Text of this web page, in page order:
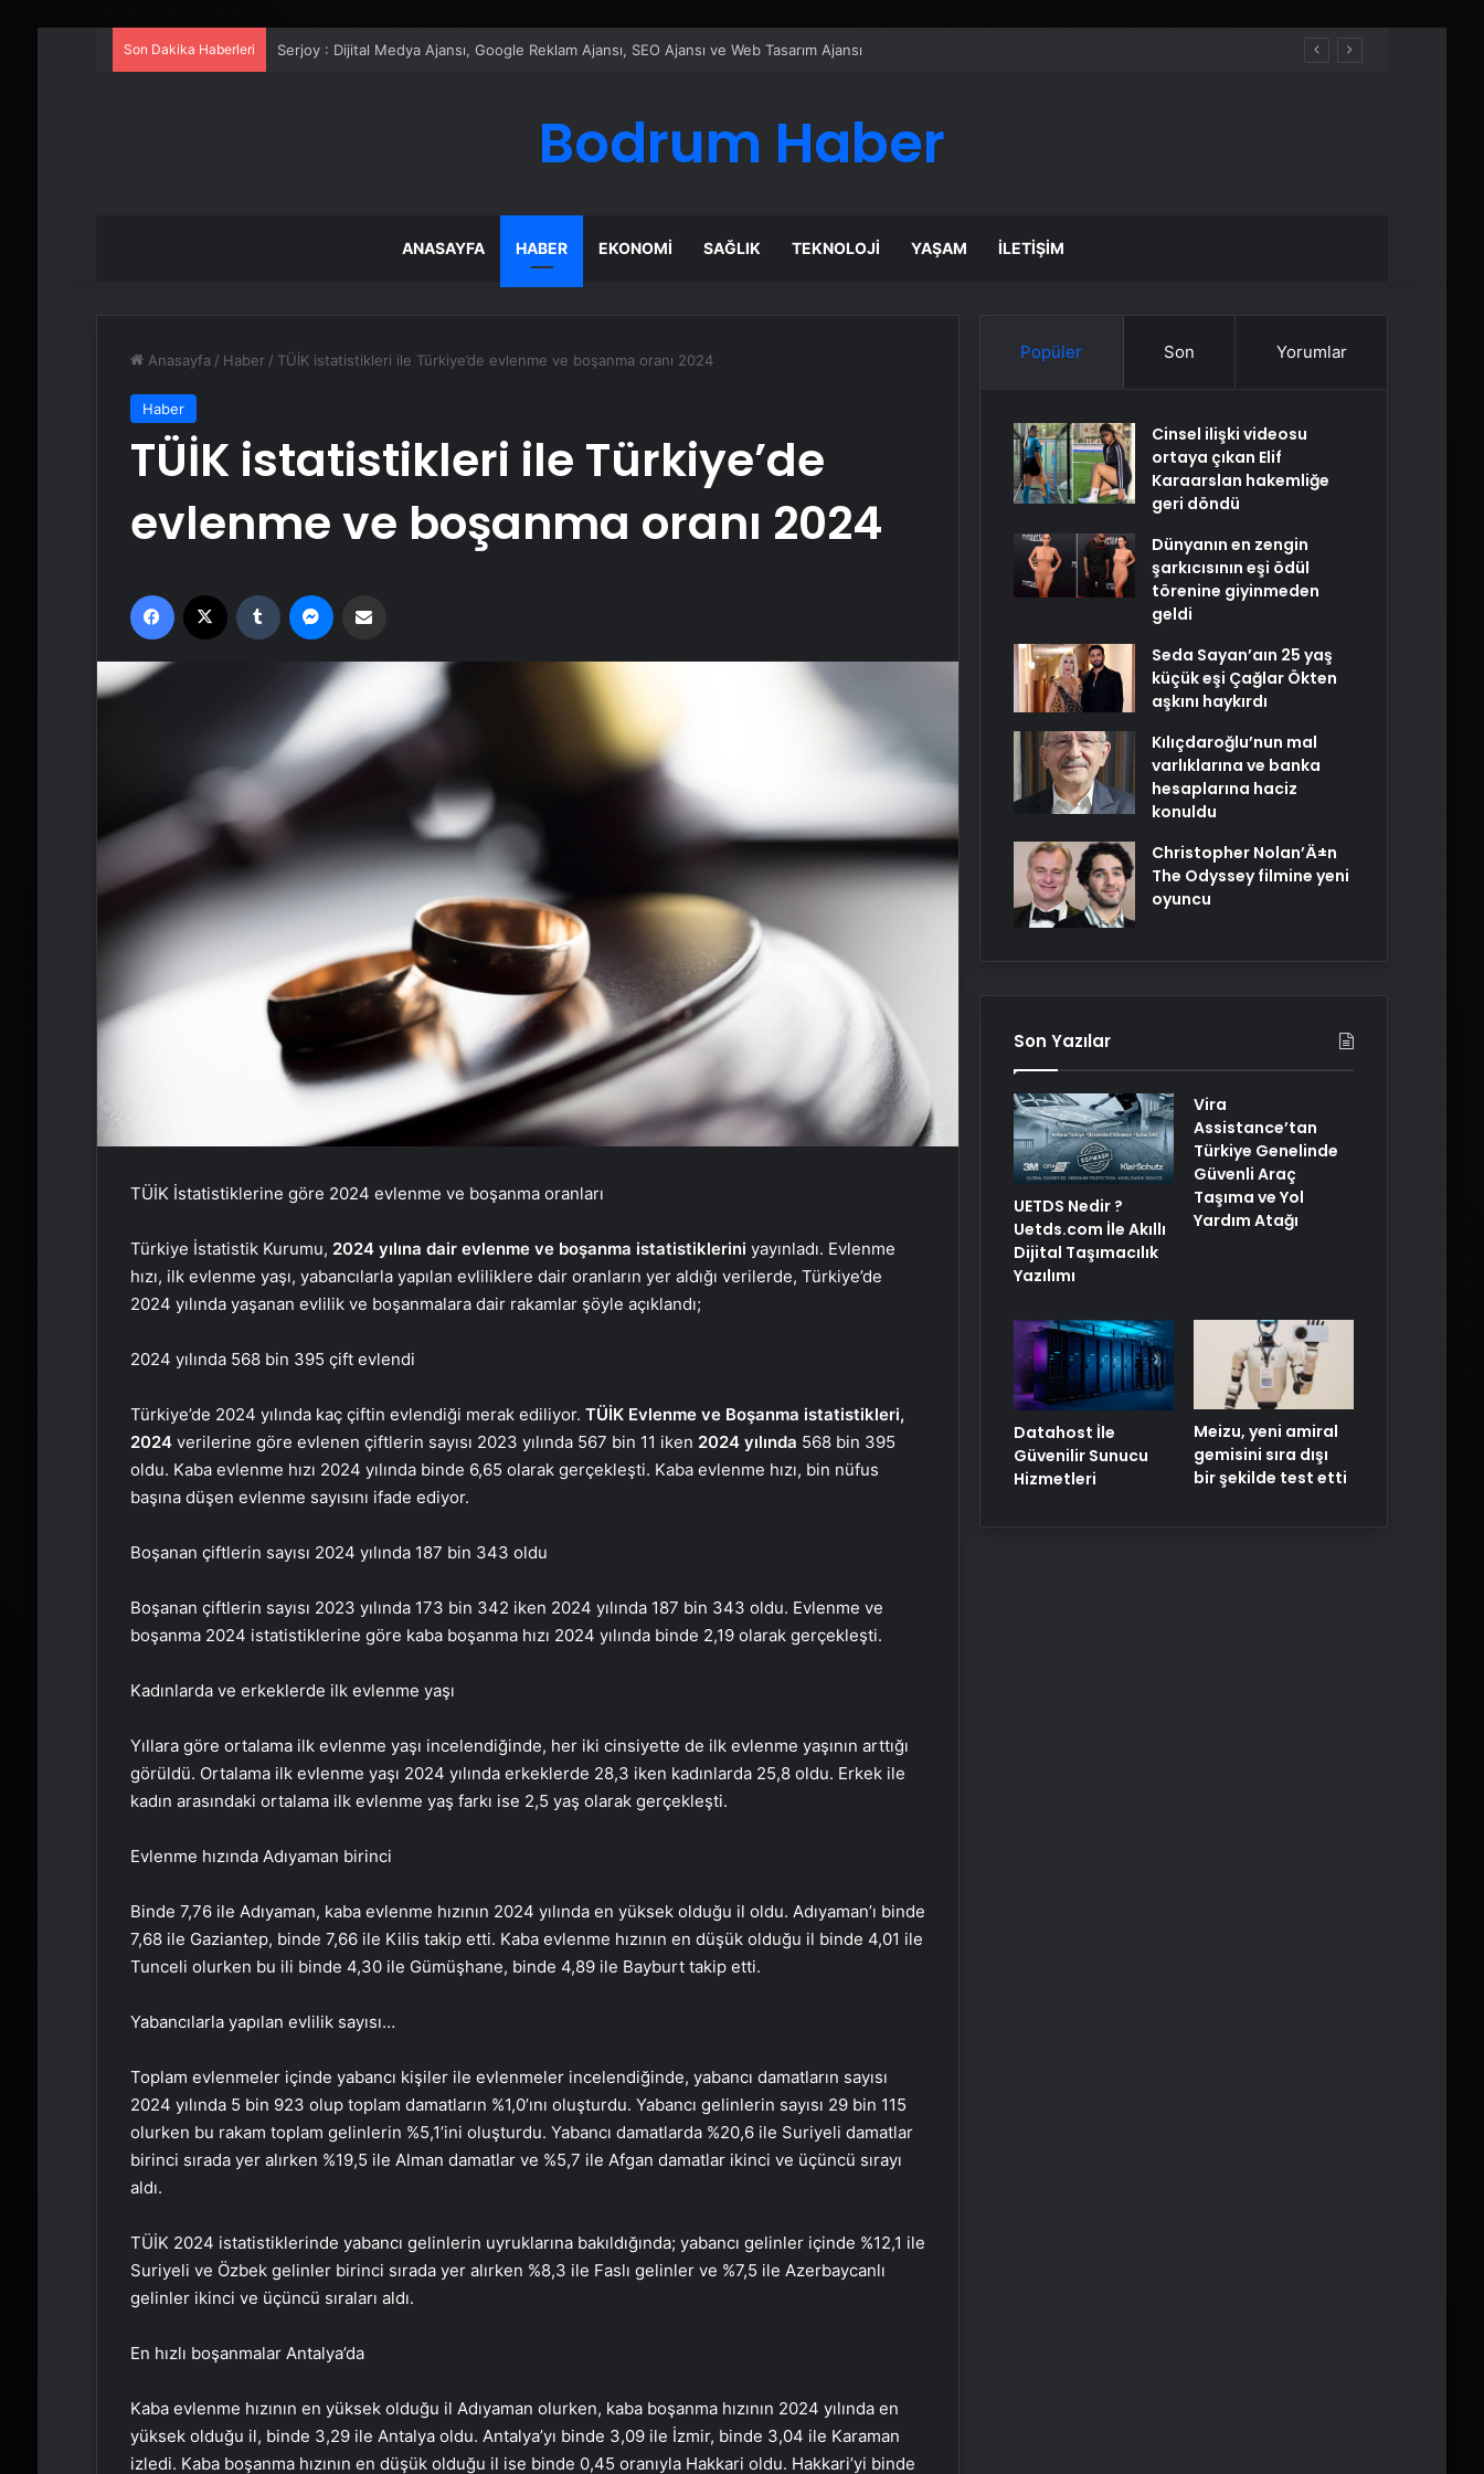
Son Dakika Haberleri UETDS Nedir ? Uetds.com İle Akıllı Dijital Taşımacılık Yazılımı
Bodrum Haber
ANASAYFA HABER EKONOMI SAĞLIK TEKNOLOJI YAŞAM İLETIŞIM
Anasayfa / Haber / TÜİK istatistikleri ile Türkiye’de evlenme ve boşanma oranı 2024
Haber
TÜİK istatistikleri ile Türkiye’de
evlenme ve boşanma oranı 2024
Facebook Tumblr
TÜİK İstatistiklerine göre 2024 evlenme ve boşanma oranları
Türkiye İstatistik Kurumu, 2024 yılına dair evlenme ve boşanma istatistiklerini yayınladı. Evlenme
hızı, ilk evlenme yaşı, yabancılarla yapılan evliliklere dair oranların yer aldığı verilerde, Türkiye’de
2024 yılında yaşanan evlilik ve boşanmalara dair rakamlar şöyle açıklandı;
2024 yılında 568 bin 395 çift evlendi
Türkiye’de 2024 yılında kaç çiftin evlendiği merak ediliyor. TÜİK Evlenme ve Boşanma istatistikleri,
2024verilerine göre evlenen çiftlerin sayısı 2023 yılında 567 bin 11 iken 2024 yılında 568 bin 395
oldu. Kaba evlenme hızı 2024 yılında binde 6,65 olarak gerçekleşti. Kaba evlenme hızı, bin nüfus
başına düşen evlenme sayısını ifade ediyor.
Boşanan çiftlerin sayısı 2024 yılında 187 bin 343 oldu
Boşanan çiftlerin sayısı 2023 yılında 173 bin 342 iken 2024 yılında 187 bin 343 oldu. Evlenme ve
boşanma 2024 istatistiklerine göre kaba boşanma hızı 2024 yılında binde 2,19 olarak gerçekleşti.
Kadınlarda ve erkeklerde ilk evlenme yaşı
Yıllara göre ortalama ilk evlenme yaşı incelendiğinde, her iki cinsiyette de ilk evlenme yaşının arttığı
görüldü. Ortalama ilk evlenme yaşı 2024 yılında erkeklerde 28,3 iken kadınlarda 25,8 oldu. Erkek ile
kadın arasındaki ortalama ilk evlenme yaş farkı ise 2,5 yaş olarak gerçekleşti.
Evlenme hızında Adıyaman birinci
Binde 7,76 ile Adıyaman, kaba evlenme hızının 2024 yılında en yüksek olduğu il oldu. Adıyaman’ı binde
7,68 ile Gaziantep, binde 7,66 ile Kilis takip etti. Kaba evlenme hızının en düşük olduğu il binde 4,01 ile
Tunceli olurken bu ili binde 4,30 ile Gümüşhane, binde 4,89 ile Bayburt takip etti.
Yabancılarla yapılan evlilik sayısı…
Toplam evlenmeler içinde yabancı kişiler ile evlenmeler incelendiğinde, yabancı damatların sayısı
2024 yılında 5 bin 923 olup toplam damatların %1,0’ını oluşturdu. Yabancı gelinlerin sayısı 29 bin 115
olurken bu rakam toplam gelinlerin %5,1’ini oluşturdu. Yabancı damatlarda %20,6 ile Suriyeli damatlar
birinci sırada yer alırken %19,5 ile Alman damatlar ve %5,7 ile Afgan damatlar ikinci ve üçüncü sırayı
aldı.
TÜİK 2024 istatistiklerinde yabancı gelinlerin uyruklarına bakıldığında; yabancı gelinler içinde %12,1 ile
Suriyeli ve Özbek gelinler birinci sırada yer alırken %8,3 ile Faslı gelinler ve %7,5 ile Azerbaycanlı
gelinler ikinci ve üçüncü sıraları aldı.
En hızlı boşanmalar Antalya’da
Kaba evlenme hızının en yüksek olduğu il Adıyaman olurken, kaba boşanma hızının 2024 yılında en
yüksek olduğu il, binde 3,29 ile Antalya oldu. Antalya’yı binde 3,09 ile İzmir, binde 3,04 ile Karaman
izledi. Kaba boşanma hızının en düşük olduğu il ise binde 0,45 oranıyla Hakkari oldu. Hakkari’yi binde
Ağız gargarası kullananlar dikkat!
Popüler Son Yorumlar
Cinsel ilişki videosu
ortaya çıkan Elif
Karaarslan hakemliğe
geri döndü
Dünyanın en zengin
şarkıcısının eşi ödül
törenine giyinmeden
geldi
Seda Sayan’aın 25 yaş
küçük eşi Çağlar Ökten
aşkını haykırdı
Kılıçdaroğlu’nun mal
varlıklarına ve banka
hesaplarına haciz
konuldu
Christopher Nolan’Ä±n
The Odyssey filmine yeni
oyuncu
Son Yazılar
UETDS Nedir ?
Uetds.com İle Akıllı
Dijital Taşımacılık
Yazılımı
Vira
Assistance’tan
Türkiye Genelinde
Güvenli Araç
Taşıma ve Yol
Yardım Atağı
Datahost İle
Güvenilir Sunucu
Hizmetleri
Meizu, yeni amiral
gemisini sıra dışı
bir şekilde test etti